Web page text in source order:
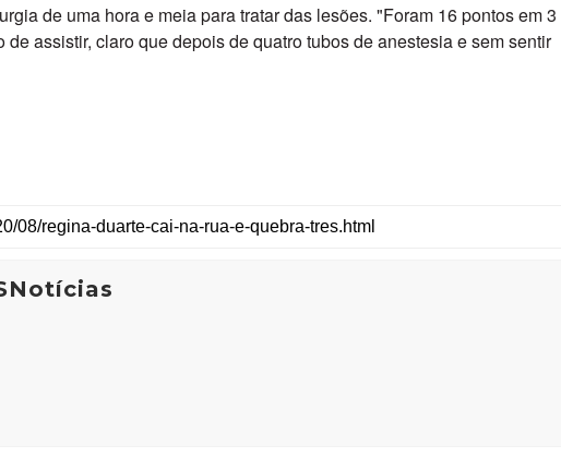
de uma hora e meia para tratar das lesões. "Foram 16 pontos em 3
assistir, claro que depois de quatro tubos de anestesia e sem sentir